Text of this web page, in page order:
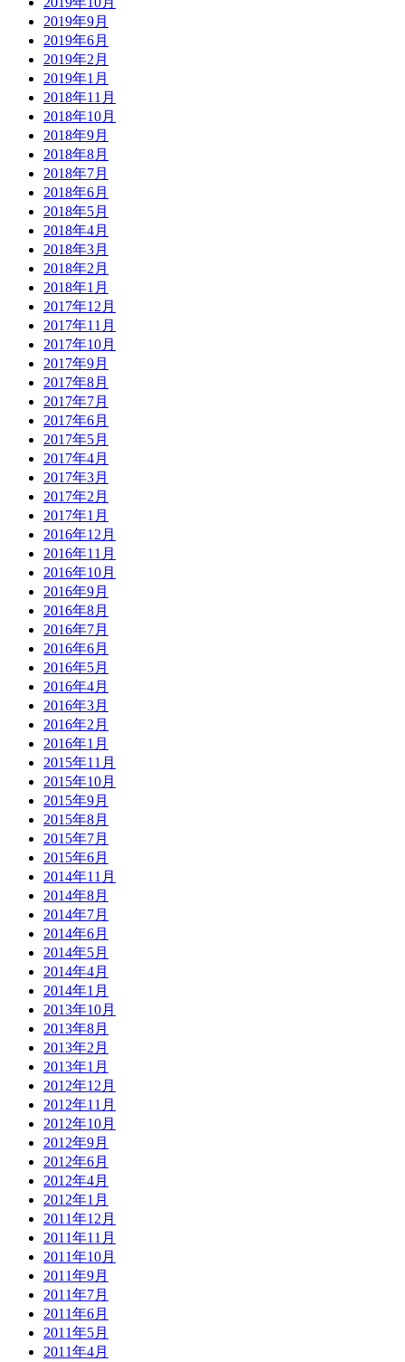
2019年9月
2019年6月
2019年2月
2019年1月
2018年11月
2018年10月
2018年9月
2018年8月
2018年7月
2018年6月
2018年5月
2018年4月
2018年3月
2018年2月
2018年1月
2017年12月
2017年11月
2017年10月
2017年9月
2017年8月
2017年7月
2017年6月
2017年5月
2017年4月
2017年3月
2017年2月
2017年1月
2016年12月
2016年11月
2016年10月
2016年9月
2016年8月
2016年7月
2016年6月
2016年5月
2016年4月
2016年3月
2016年2月
2016年1月
2015年11月
2015年10月
2015年9月
2015年8月
2015年7月
2015年6月
2014年11月
2014年8月
2014年7月
2014年6月
2014年5月
2014年4月
2014年1月
2013年10月
2013年8月
2013年2月
2013年1月
2012年12月
2012年11月
2012年10月
2012年9月
2012年6月
2012年4月
2012年1月
2011年12月
2011年11月
2011年10月
2011年9月
2011年7月
2011年6月
2011年5月
2011年4月